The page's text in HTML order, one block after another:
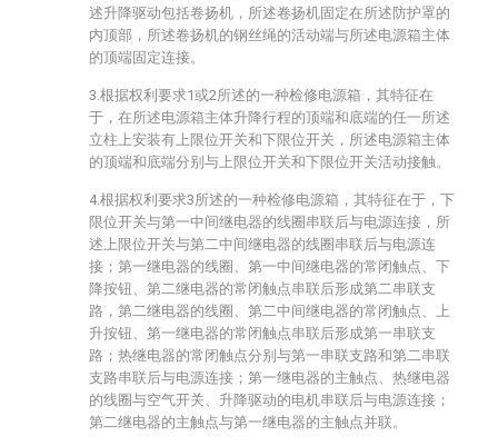
述升降驱动包括卷扬机，所述卷扬机固定在所述防护罩的
内顶部，所述卷扬机的钢丝绳的活动端与所述电源箱主体
的顶端固定连接。
3.根据权利要求1或2所述的一种检修电源箱，其特征在
于，在所述电源箱主体升降行程的顶端和底端的任一所述
立柱上安装有上限位开关和下限位开关，所述电源箱主体
的顶端和底端分别与上限位开关和下限位开关活动接触。
4.根据权利要求3所述的一种检修电源箱，其特征在于，下
限位开关与第一中间继电器的线圈串联后与电源连接，所
述上限位开关与第二中间继电器的线圈串联后与电源连
接；第一继电器的线圈、第一中间继电器的常闭触点、下
降按钮、第二继电器的常闭触点串联后形成第二串联支
路，第二继电器的线圈、第二中间继电器的常闭触点、上
升按钮、第一继电器的常闭触点串联后形成第一串联支
路；热继电器的常闭触点分别与第一串联支路和第二串联
支路串联后与电源连接；第一继电器的主触点、热继电器
的线圈与空气开关、升降驱动的电机串联后与电源连接；
第二继电器的主触点与第一继电器的主触点并联。